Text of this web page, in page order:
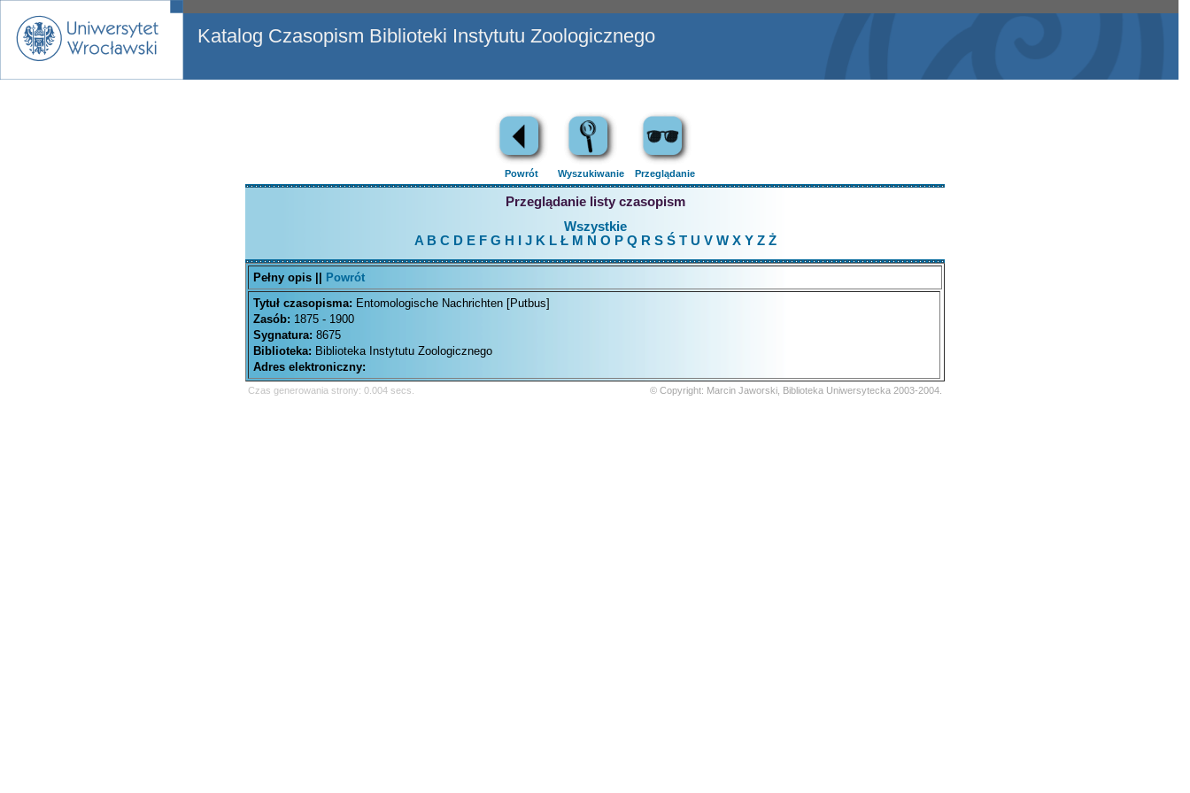
Katalog Czasopism Biblioteki Instytutu Zoologicznego
Powrót Wyszukiwanie Przeglądanie
Przeglądanie listy czasopism
Wszystkie
A B C D EFG H J K L Ł M N O P Q R S Ś T U V W X Y Z Ż
Pełny opis ||
Powrót
Tytuł czasopisma: Entomologische Nachrichten [Putbus]
Zasób: 1875 - 1900
Sygnatura: 8675
Biblioteka: Biblioteka Instytutu Zoologicznego
Adres elektroniczny:
Czas generowania strony: 0.004 secs. © Copyright: Marcin Jaworski, Biblioteka Uniwersytecka 2003-2004.